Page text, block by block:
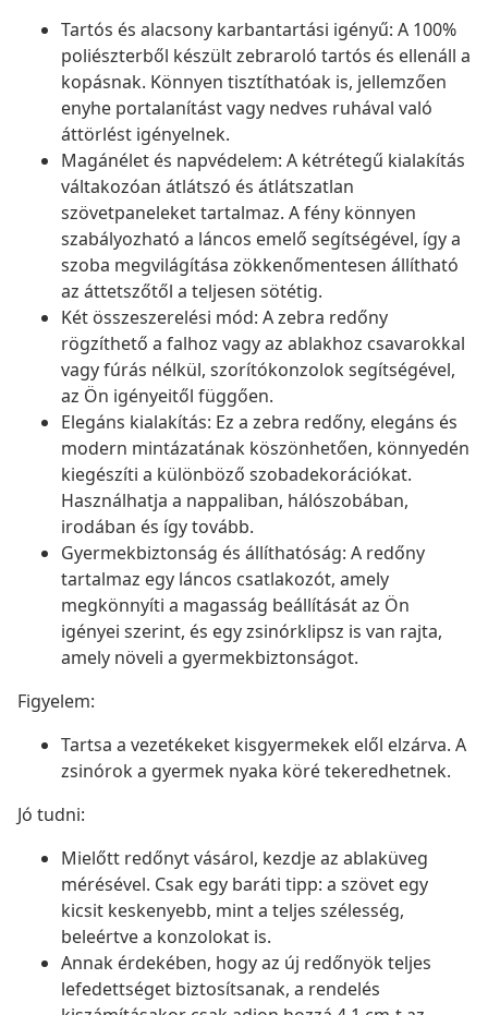
Tartós és alacsony karbantartási igényű: A 100%
poliészterből készült zebraroló tartós és ellenáll a
kopásnak. Könnyen tisztíthatóak is, jellemzően
enyhe portalanítást vagy nedves ruhával való
áttörlést igényelnek.
Magánélet és napvédelem: A kétrétegű kialakítás
váltakozóan átlátszó és átlátszatlan
szövetpaneleket tartalmaz. A fény könnyen
szabályozható a láncos emelő segítségével, így a
szoba megvilágítása zökkenőmentesen állítható
az áttetszőtől a teljesen sötétig.
Két összeszerelési mód: A zebra redőny
rögzíthető a falhoz vagy az ablakhoz csavarokkal
vagy fúrás nélkül, szorítókonzolok segítségével,
az Ön igényeitől függően.
Elegáns kialakítás: Ez a zebra redőny, elegáns és
modern mintázatának köszönhetően, könnyedén
kiegészíti a különböző szobadekorációkat.
Használhatja a nappaliban, hálószobában,
irodában és így tovább.
Gyermekbiztonság és állíthatóság: A redőny
tartalmaz egy láncos csatlakozót, amely
megkönnyíti a magasság beállítását az Ön
igényei szerint, és egy zsinórklipsz is van rajta,
amely növeli a gyermekbiztonságot.
Figyelem:
Tartsa a vezetékeket kisgyermekek elől elzárva. A
zsinórok a gyermek nyaka köré tekeredhetnek.
Jó tudni:
Mielőtt redőnyt vásárol, kezdje az ablaküveg
mérésével. Csak egy baráti tipp: a szövet egy
kicsit keskenyebb, mint a teljes szélesség,
beleértve a konzolokat is.
Annak érdekében, hogy az új redőnyök teljes
lefedettséget biztosítsanak, a rendelés